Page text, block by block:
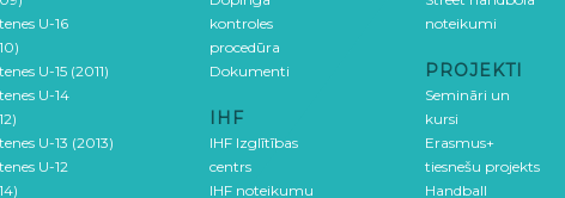
U-16
U-15 (2011)
U-14
U-13 (2013)
U-12
kontroles
procedūra
Dokumenti
IHF
IHF Izglītības
centrs
IHF noteikumu
noteikumi
PROJEKTI
Semināri un
kursi
Erasmus+
tiesnešu projekts
Handball